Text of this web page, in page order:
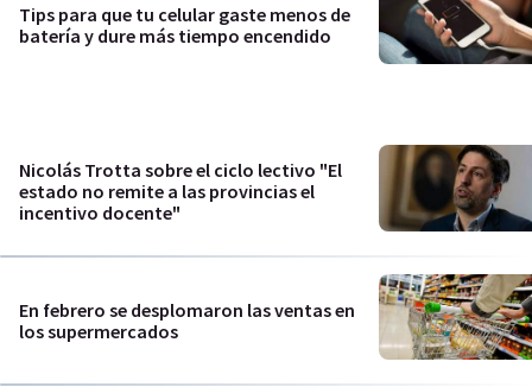
Tips para que tu celular gaste menos de
batería y dure más tiempo encendido
Nicolás Trotta sobre el ciclo lectivo "El
estado no remite a las provincias el
incentivo docente"
En febrero se desplomaron las ventas en
los supermercados